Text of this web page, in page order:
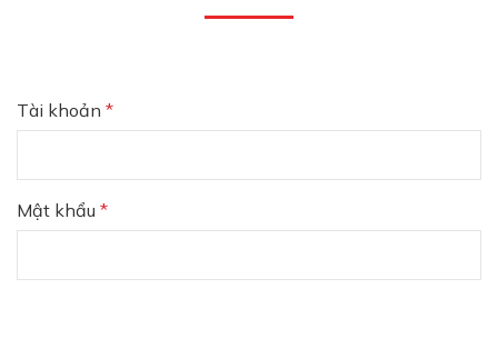
Tài khoản *
Mật khẩu *